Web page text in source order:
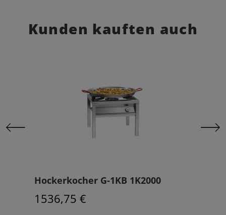
Kunden kauften auch
Hockerkocher G-1KB 1K2000
1536,75 €